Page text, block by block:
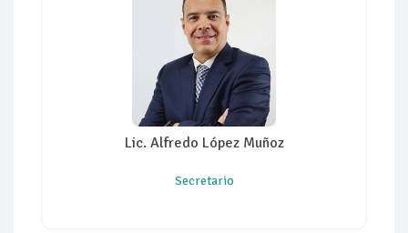
Lic. Alfredo López Muñoz
Secretario